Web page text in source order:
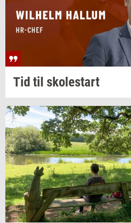
Tid til sko­lestart